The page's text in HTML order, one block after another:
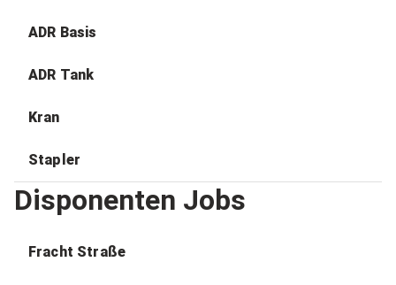
ADR Basis
ADR Tank
Kran
Stapler
Disponenten Jobs
Fracht Straße